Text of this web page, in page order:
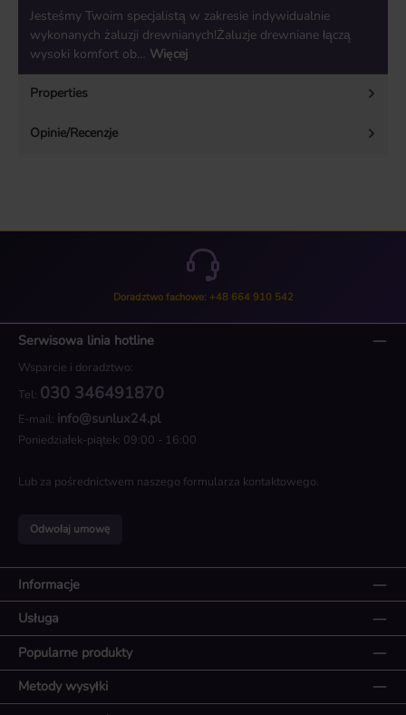
Jesteśmy Twoim specjalistą w zakresie indywidualnie
wykonanych żaluzji drewnianych!Żaluzje drewniane łączą
wysoki komfort ob… Więcej
Properties
Opinie/Recenzje
Doradztwo fachowe: +48 664 910 542
Serwisowa linia hotline
Wsparcie i doradztwo:
Tel: 030 346491870
E-mail: info@sunlux24.pl
Poniedziałek-piątek: 09:00 - 16:00
Lub za pośrednictwem naszego formularza kontaktowego.
Odwołaj umowę
Informacje
Usługa
Popularne produkty
Metody wysyłki